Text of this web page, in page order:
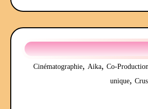
Cinématographie, Aika, Co-
unique,